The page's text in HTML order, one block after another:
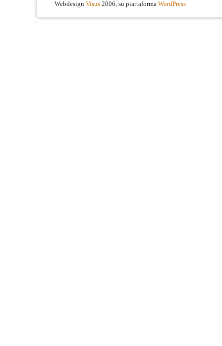
Webdesign Visus 2006, su piattaforma WordPress